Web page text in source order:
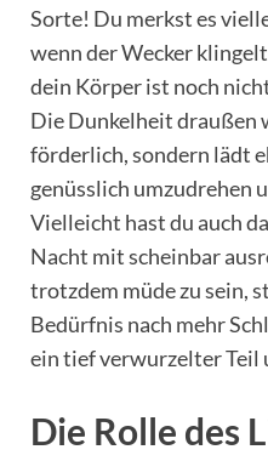
Sorte! Du merkst es
wenn der Wecker
dein Körper ist noch
Die Dunkelheit draußen
förderlich, sondern lädt
genüsslich umzudrehen
Vielleicht hast du auch
Nacht mit scheinbar
trotzdem müde zu sein,
Bedürfnis nach mehr
ein tief verwurzelter Teil
Die Rolle des